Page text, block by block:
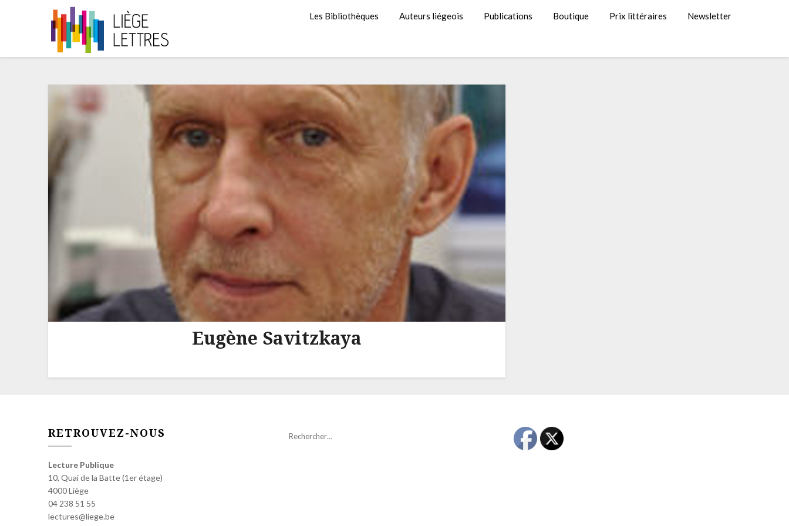
Les Bibliothèques Auteurs liégeois Publications Boutique Prix littéraires Newsletter
Eugène Savitzkaya
RETROUVEZ-NOUS
Lecture Publique
10, Quai de la Batte (1er étage)
4000 Liège
04 238 51 55
lectures@liege.be